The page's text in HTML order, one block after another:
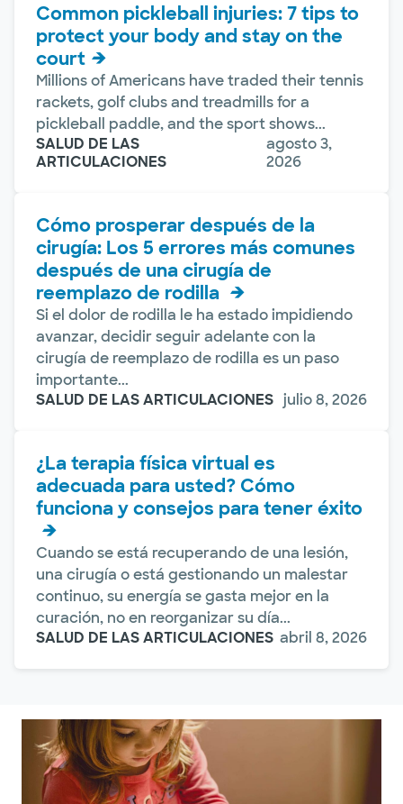
Common pickleball injuries: 7 tips to
protect your body and stay on the
court
Millions of Americans have traded their tennis
rackets, golf clubs and treadmills for a
pickleball paddle, and the sport shows...
SALUD DE LAS
ARTICULACIONES
agosto 3,
2026
Cómo prosperar después de la
cirugía: Los 5 errores más comunes
después de una cirugía de
reemplazo de rodilla
Si el dolor de rodilla le ha estado impidiendo
avanzar, decidir seguir adelante con la
cirugía de reemplazo de rodilla es un paso
importante...
SALUD DE LAS ARTICULACIONES julio 8, 2026
¿La terapia física virtual es
adecuada para usted? Cómo
funciona y consejos para tener éxito
Cuando se está recuperando de una lesión,
una cirugía o está gestionando un malestar
continuo, su energía se gasta mejor en la
curación, no en reorganizar su día...
SALUD DE LAS ARTICULACIONES abril 8, 2026